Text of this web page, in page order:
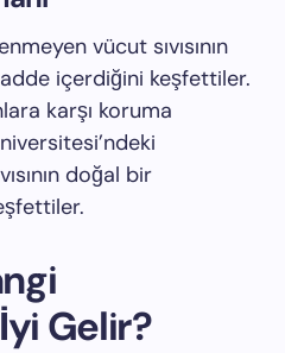
vücut sıvısının
içerdiğini keşfettiler.
karşı koruma
doğal bir
Gelir?